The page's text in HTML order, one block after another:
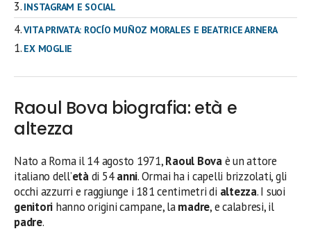
INSTAGRAM E SOCIAL
VITA PRIVATA: ROCÍO MUÑOZ MORALES E BEATRICE ARNERA
EX MOGLIE
Raoul Bova biografia: età e
altezza
Nato a Roma il 14 agosto 1971,Raoul Bovaè un attore
italiano dell’etàdi 54anni. Ormai ha i capelli brizzolati, gli
occhi azzurri e raggiunge i 181 centimetri di altezza. I suoi
genitori hanno origini campane, lamadre, e calabresi, il
padre.